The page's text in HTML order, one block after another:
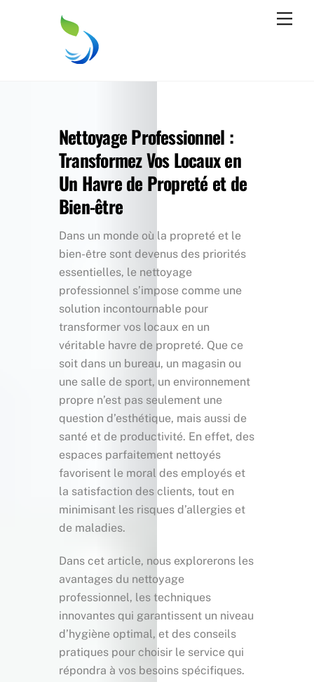
Nettoyage Professionnel :
Transformez Vos Locaux en
Un Havre de Propreté et de
Bien-être
Dans un monde où la propreté et le
bien-être sont devenus des priorités
essentielles, le nettoyage
professionnel s’impose comme une
solution incontournable pour
transformer vos locaux en un
véritable havre de propreté. Que ce
soit dans un bureau, un magasin ou
une salle de sport, un environnement
propre n’est pas seulement une
question d’esthétique, mais aussi de
santé et de productivité. En effet, des
espaces parfaitement nettoyés
favorisent le moral des employés et
la satisfaction des clients, tout en
minimisant les risques d’allergies et
de maladies.
Dans cet article, nous explorerons les
avantages du nettoyage
professionnel, les techniques
innovantes qui garantissent un niveau
d’hygiène optimal, et des conseils
pratiques pour choisir le service qui
répondra à vos besoins spécifiques.